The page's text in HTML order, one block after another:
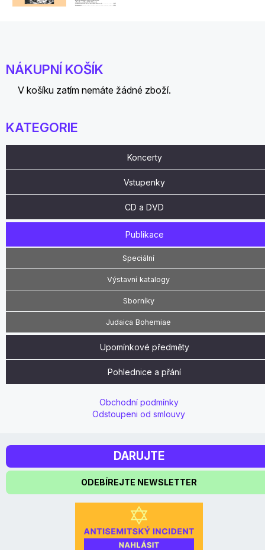
NÁKUPNÍ KOŠÍK
V košíku zatím nemáte žádné zboží.
KATEGORIE
Koncerty
Vstupenky
CD a DVD
Publikace
Speciální
Výstavní katalogy
Sborníky
Judaica Bohemiae
Upomínkové předměty
Pohlednice a přání
Obchodní podmínky
Odstoupeni od smlouvy
DARUJTE
ODEBÍREJTE NEWSLETTER